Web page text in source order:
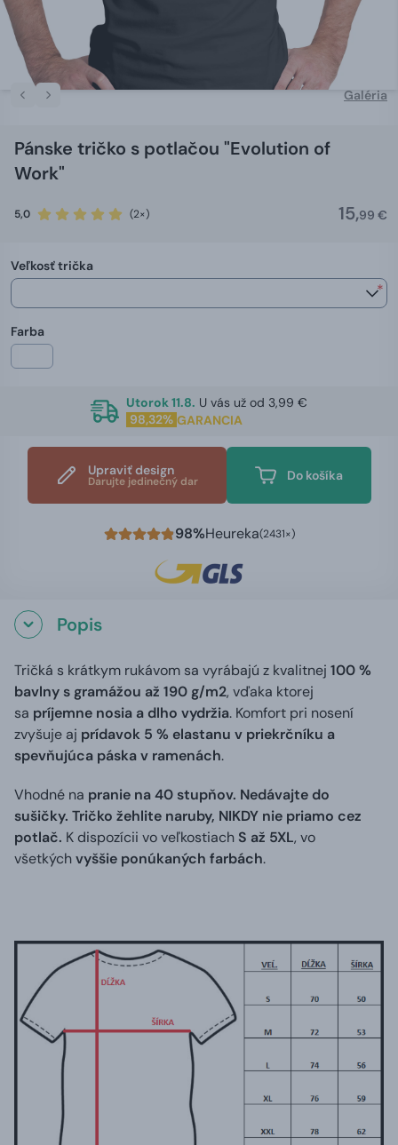
Galéria
Pánske tričko s potlačou "Evolution of
Work"
5,0 (2×) 15,99 €
Veľkosť trička
*
Farba
Utorok 11.8. U vás už od 3,99 €
98,32% GARANCIA
Upraviť design
Darujte jedinečný dar Do košíka
98%Heureka(2431×)
Popis
Tričká s krátkym rukávom sa vyrábajú z kvalitnej 100 %
bavlny s gramážou až 190 g/m2, vďaka ktorej
sa príjemne nosia a dlho vydržia. Komfort pri nosení
zvyšuje aj prídavok 5 % elastanu v priekrčníku a
spevňujúca páska v ramenách.
Vhodné na pranie na 40 stupňov. Nedávajte do
sušičky. Tričko žehlite naruby, NIKDY nie priamo cez
potlač. K dispozícii vo veľkostiach S až 5XL, vo
všetkýchvyššie ponúkaných farbách.